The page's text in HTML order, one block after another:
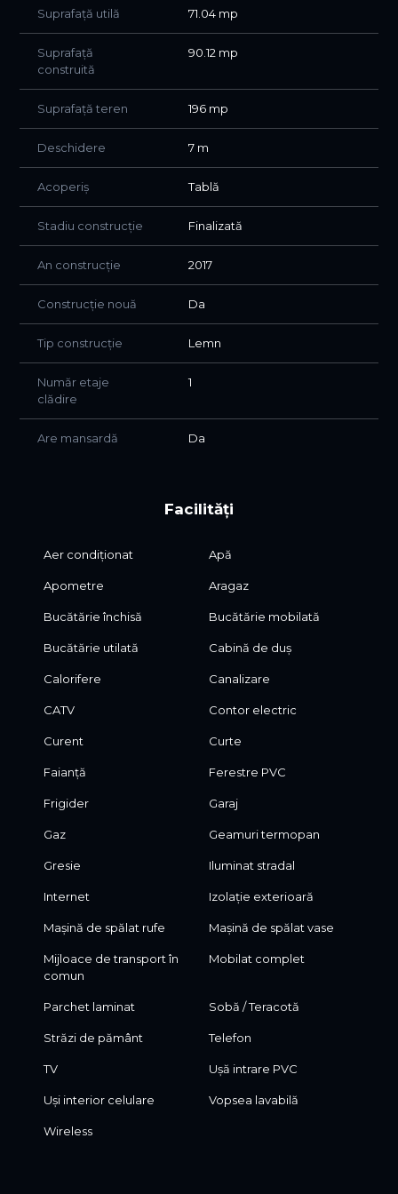
Casa se vinde cu 0% COMISION pentru cumparator !
Pentru detalii, nu ezitati sa ne contactati !
Suprafață utilă 71.04 mp
Suprafață
construită
90.12 mp
Suprafață teren 196 mp
Deschidere 7 m
Acoperiș Tablă
Stadiu construcție Finalizată
An construcție 2017
Construcție nouă Da
Tip construcție Lemn
Număr etaje
clădire
1
Are mansardă Da
Facilități
Aer condiționat Apă
Apometre Aragaz
Bucătărie închisă Bucătărie mobilată
Bucătărie utilată Cabină de duș
Calorifere Canalizare
CATV Contor electric
Curent Curte
Faianță Ferestre PVC
Frigider Garaj
Gaz Geamuri termopan
Gresie Iluminat stradal
Internet Izolație exterioară
Mașină de spălat rufe Mașină de spălat vase
Mijloace de transport în
comun
Mobilat complet
Parchet laminat Sobă / Teracotă
Străzi de pământ Telefon
TV Ușă intrare PVC
Uși interior celulare Vopsea lavabilă
Wireless